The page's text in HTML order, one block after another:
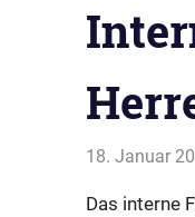
18. Januar
Das interne